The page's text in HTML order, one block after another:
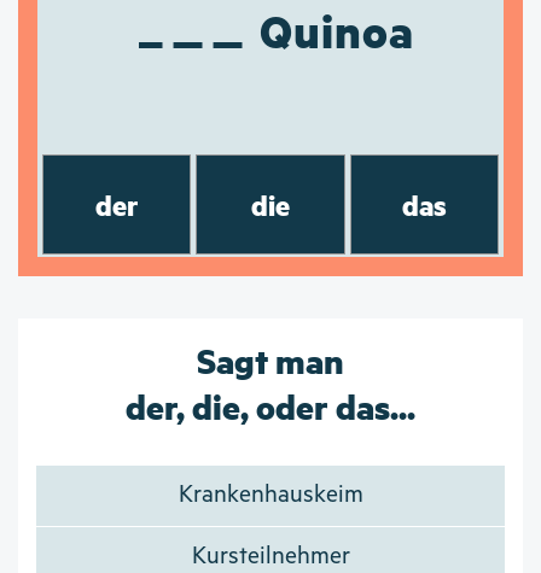
Quinoa
der die das
Sagt man
der, die, oder das...
Krankenhauskeim
Kursteilnehmer